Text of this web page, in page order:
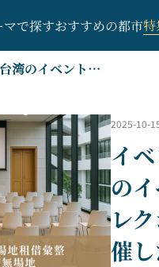
マで探すおすすめの都市特
イベント会場レンタル | 台湾のイベント会場レンタルコレクション。イベントを開催したいのに会場がないという心配はもうありません。
2025-10-
イ
の
レ
催